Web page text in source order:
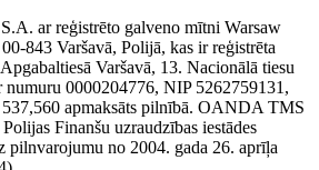
ar reģistrēto galveno mītni Warsaw
843 Varšavā, Polijā, kas ir reģistrēta
Varšavā, 13. Nacionālā tiesu
numuru 0000204776, NIP 5262759131,
apmaksāts pilnībā. OANDA TMS
Finanšu uzraudzības iestādes
pilnvarojumu no 2004. gada 26. aprīļa